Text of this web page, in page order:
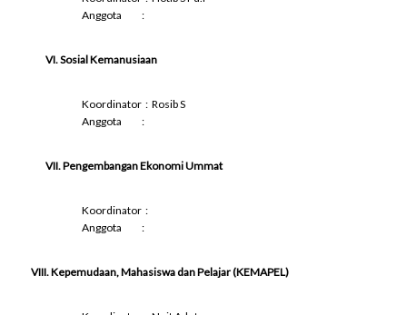
Anggota :
VI. Sosial Kemanusiaan
Koordinator : Rosib S
Anggota :
VII. Pengembangan Ekonomi Ummat
Koordinator :
Anggota :
VIII. Kepemudaan, Mahasiswa dan Pelajar (KEMAPEL)